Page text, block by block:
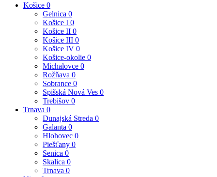
Košice 0
Gelnica 0
Košice I 0
Košice II 0
Košice III 0
Košice IV 0
Košice-okolie 0
Michalovce 0
Rožňava 0
Sobrance 0
Spišská Nová Ves 0
Trebišov 0
Trnava 0
Dunajská Streda 0
Galanta 0
Hlohovec 0
Piešťany 0
Senica 0
Skalica 0
Trnava 0